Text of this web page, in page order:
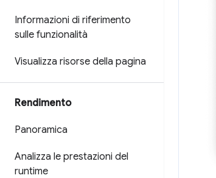
Informazioni di riferimento
sulle funzionalità
Visualizza risorse della pagina
Rendimento
Panoramica
Analizza le prestazioni del
runtime